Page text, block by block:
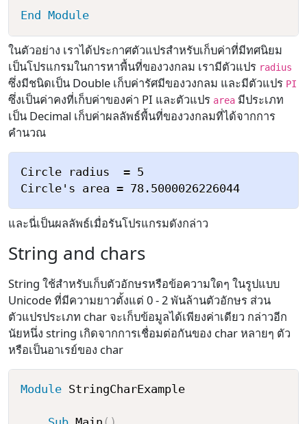
End Module
ในตัวอย่าง เราได้ประกาศตัวแปรสำหรับเก็บค่าที่มีทศนิยม
เป็นโปรแกรมในการหาพื้นที่ของวงกลม เรามีตัวแปร radius
ซึ่งมีชนิดเป็น Double เก็บค่ารัศมีของวงกลม และมีตัวแปร PI
ซึ่งเป็นค่าคงที่เก็บค่าของค่า PI และตัวแปร area มีประเภท
เป็น Decimal เก็บค่าผลลัพธ์พื้นที่ของวงกลมที่ได้จากการ
คำนวณ
Circle radius  = 5
Circle's area = 78.5000026226044
และนี่เป็นผลลัพธ์เมื่อรันโปรแกรมดังกล่าว
String and chars
String ใช้สำหรับเก็บตัวอักษรหรือข้อความใดๆ ในรูปแบบ
Unicode ที่มีความยาวตั้งแต่ 0 - 2 พันล้านตัวอักษร ส่วน
ตัวแปรประเภท char จะเก็บข้อมูลได้เพียงค่าเดียว กล่าวอีก
นัยหนึ่ง string เกิดจากการเชื่อมต่อกันของ char หลายๆ ตัว
หรือเป็นอาเรย์ของ char
Module StringCharExample